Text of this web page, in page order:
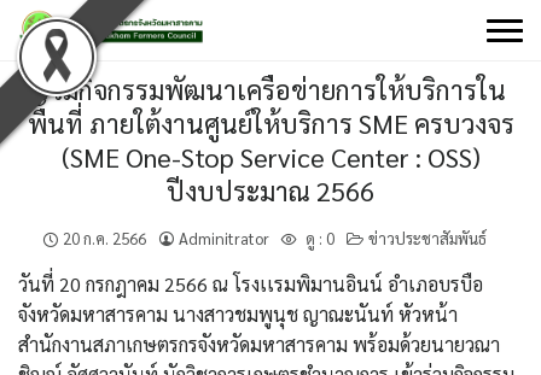
Skip
to
contentร่วมกิจกรรมพัฒนาเครือข่ายการให้บริการใน
พื้นที่ ภายใต้งานศูนย์ให้บริการ SME ครบวงจร
(SME One-Stop Service Center : OSS)
ปีงบประมาณ 2566
20 ก.ค. 2566 Adminitrator ดู : 0 ข่าวประชาสัมพันธ์
วันที่ 20 กรกฎาคม 2566 ณ โรงเเรมพิมานอินน์ อำเภอบรบือ
จังหวัดมหาสารคาม นางสาวชมพูนุช ญาณะนันท์ หัวหน้า
สำนักงานสภาเกษตรกรจังหวัดมหาสารคาม พร้อมด้วยนายวณา